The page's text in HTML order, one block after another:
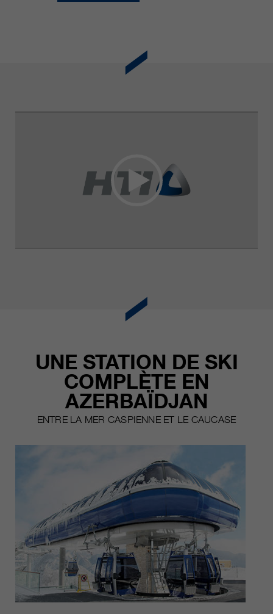
UNE STATION DE SKI
COMPLÈTE EN
AZERBAÏDJAN
ENTRE LA MER CASPIENNE ET LE CAUCASE